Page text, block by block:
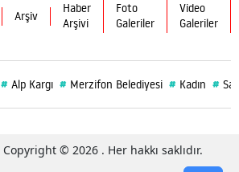
Arşiv
Haber
Arşivi
Foto
Galeriler
Video
Galeriler
# Alp Kargı # Merzifon Belediyesi # Kadın #
Copyright © 2026 . Her hakkı saklıdır.